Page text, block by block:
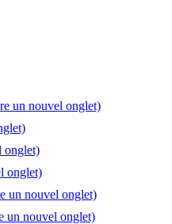
un nouvel onglet)
onglet)
onglet)
un nouvel onglet)
un nouvel onglet)